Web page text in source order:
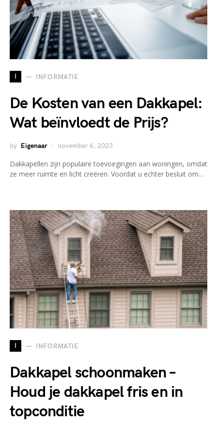
I INFORMATIE
De Kosten van een Dakkapel:
Wat beïnvloedt de Prijs?
by Eigenaar november 6, 2023
Dakkapellen zijn populaire toevoegingen aan woningen, omdat
ze meer ruimte en licht creëren. Voordat u echter besluit om…
I INFORMATIE
Dakkapel schoonmaken –
Houd je dakkapel fris en in
topconditie